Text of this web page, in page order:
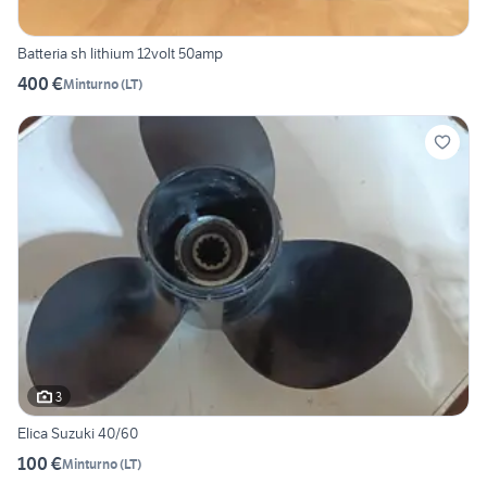
Batteria sh lithium 12volt 50amp
400 €Minturno(LT)
3
Elica Suzuki 40/60
100 €Minturno(LT)